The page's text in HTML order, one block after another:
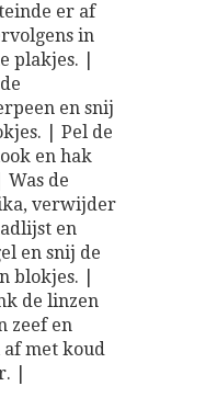
er af
in
plakjes. |
en snij
| Pel de
en hak
de
verwijder
en
en snij de
blokjes. |
de linzen
zeef en
af met koud
|